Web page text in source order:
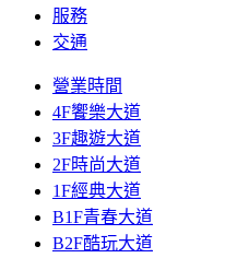
服務
交通
營業時間
4F饗樂大道
3F趣遊大道
2F時尚大道
1F經典大道
B1F青春大道
B2F酷玩大道